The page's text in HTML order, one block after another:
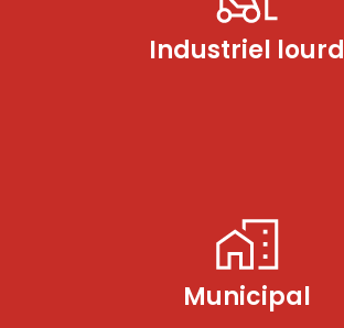
Industriel lourd
Municipal